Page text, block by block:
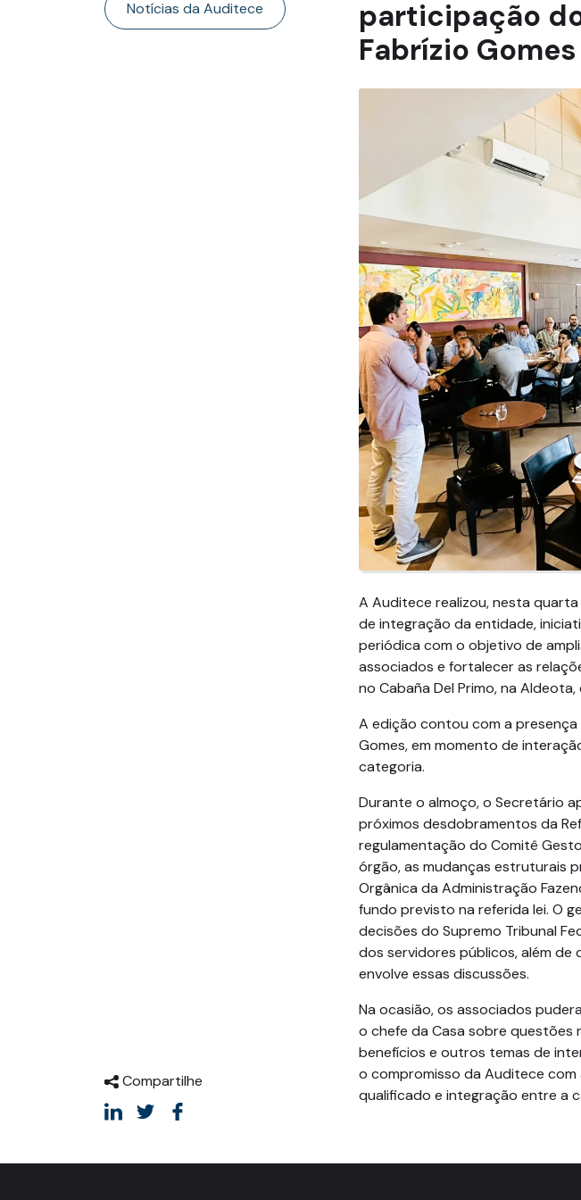
Notícias da Auditece
Compartilhe
participação
Fabrízio Gomes
A Auditece realizou, nesta
de integração da entidade,
periódica com o objetivo de
associados e fortalecer as
no Cabaña Del Primo, na
A edição contou com a presença
Gomes, em momento de
categoria.
Durante o almoço, o Secretário
próximos desdobramentos da
regulamentação do Comitê
órgão, as mudanças estruturais
Orgânica da Administração
fundo previsto na referida lei. O
decisões do Supremo Tribunal
dos servidores públicos, além
envolve essas discussões.
Na ocasião, os associados
o chefe da Casa sobre questões
benefícios e outros temas de
o compromisso da Auditece
qualificado e integração entre a